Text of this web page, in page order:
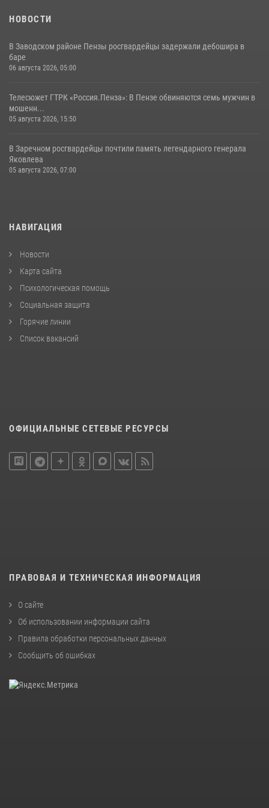
НОВОСТИ
В Заводском районе Пензы росгвардейцы задержали дебошира в
баре
06 августа 2026, 05:00
Телесюжет ГТРК «Россия.Пенза»: В Пензе обвиняются семь мужчин в
мошенн...
05 августа 2026, 15:50
В Заречном росгвардейцы почтили память легендарного генерала
Яковлева
05 августа 2026, 07:00
НАВИГАЦИЯ
Новости
Карта сайта
Психологическая помощь
Социальная защита
Горячие линии
Список вакансий
ОФИЦИАЛЬНЫЕ СЕТЕВЫЕ РЕСУРСЫ
ПРАВОВАЯ И ТЕХНИЧЕСКАЯ ИНФОРМАЦИЯ
О сайте
Об использовании информации сайта
Правила обработки персональных данных
Сообщить об ошибках